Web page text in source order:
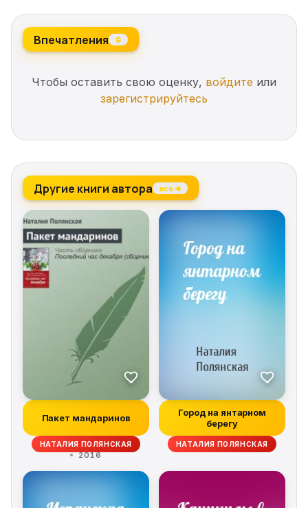
Впечатления 0
Чтобы оставить свою оценку, войдите или
зарегистрируйтесь
Другие книги автора все →
Пакет мандаринов
НАТАЛИЯ ПОЛЯНСКАЯ
2016
Город на янтарном
берегу
НАТАЛИЯ ПОЛЯНСКАЯ